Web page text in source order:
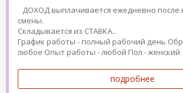
ДОХОД выплачивается ежедневно после
смены.
Складывается из СТАВКА...
График работы - полный рабочий день
любое Опыт работы - любой Пол - женский
подробнее